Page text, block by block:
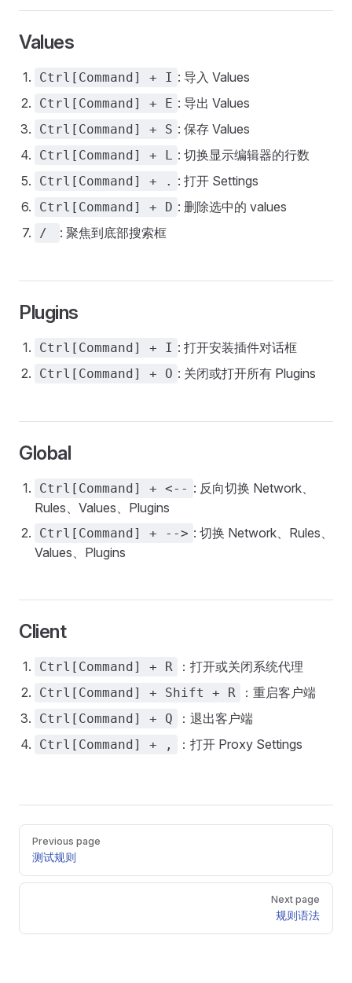
Values
Ctrl[Command] + I : 导入 Values
Ctrl[Command] + E : 导出 Values
Ctrl[Command] + S : 保存 Values
Ctrl[Command] + L : 切换显示编辑器的行数
Ctrl[Command] + . : 打开 Settings
Ctrl[Command] + D : 删除选中的 values
/ : 聚焦到底部搜索框
Plugins
Ctrl[Command] + I : 打开安装插件对话框
Ctrl[Command] + O : 关闭或打开所有 Plugins
Global
Ctrl[Command] + <-- : 反向切换 Network、
Rules、Values、Plugins
Ctrl[Command] + --> : 切换 Network、Rules、
Values、Plugins
Client
Ctrl[Command] + R ：打开或关闭系统代理
Ctrl[Command] + Shift + R ：重启客户端
Ctrl[Command] + Q ：退出客户端
Ctrl[Command] + , ：打开 Proxy Settings
Pager
Previous page
测试规则
Next page
规则语法